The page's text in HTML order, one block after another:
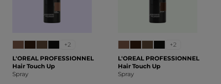
+2
L'OREAL PROFESSIONNEL
Hair Touch Up
Spray
+2
L'OREAL PROFESSIONNEL
Hair Touch Up
Spray